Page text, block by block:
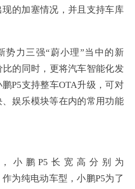
的加塞情况，并且支持车库
势力三强“蔚小理”当中的新
比的同时，更将汽车智能化发
P5支持整车OTA升级，可对
娱乐模块等在内的常用功能
小鹏P5长宽高分别为
作为纯电动车型，小鹏P5为了